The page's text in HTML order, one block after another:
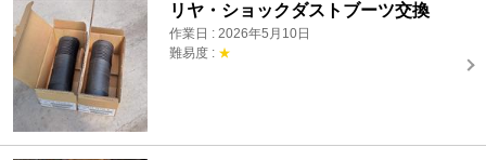
リヤ・ショックダストブーツ交換
作業日 : 2026年5月10日
難易度 : ★